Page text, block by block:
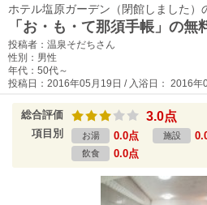
ホテル塩原ガーデン（閉館しました）
「お・も・て那須手帳」の
投稿者：温泉そだちさん
性別：男性
年代：50代～
投稿日：2016年05月19日 / 入浴日： 2016年
総合評価 3.0点
項目別 お湯 0.0点 施設
飲食 0.0点